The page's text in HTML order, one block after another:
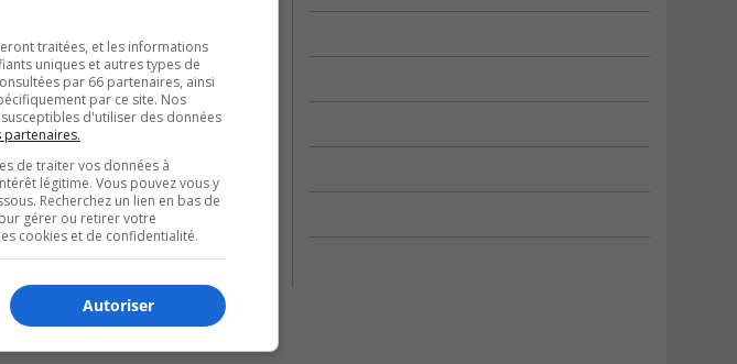
traitées, et les informations
uniques et autres types de
par 66 partenaires, ainsi
par ce site. Nos
d'utiliser des données
partenaires.
de traiter vos données à
légitime. Vous pouvez vous y
Recherchez un lien en bas de
gérer ou retirer votre
cookies et de confidentialité.
Autoriser